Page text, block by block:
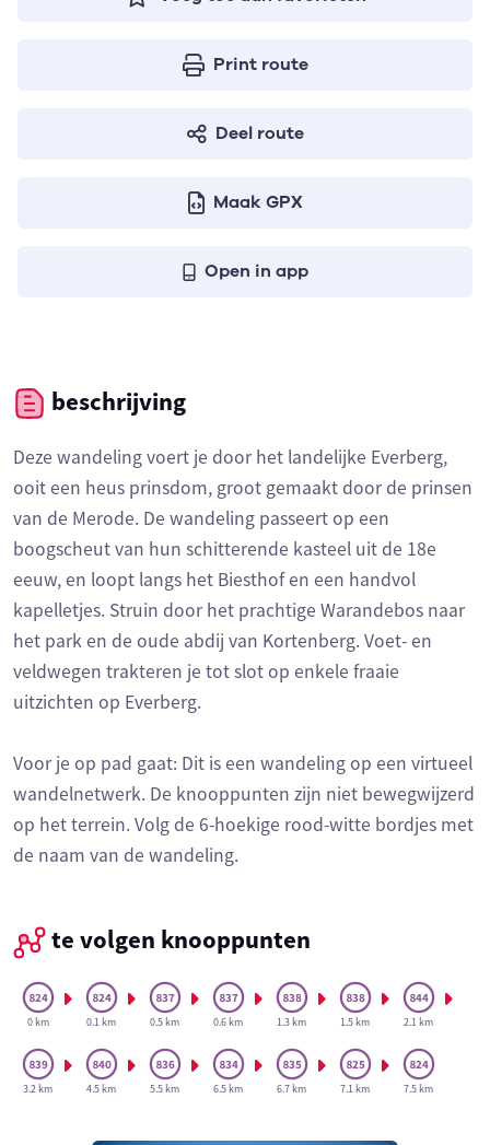
Print route
Deel route
Maak GPX
Open in app
beschrijving
Deze wandeling voert je door het landelijke Everberg,
ooit een heus prinsdom, groot gemaakt door de prinsen
van de Merode. De wandeling passeert op een
boogscheut van hun schitterende kasteel uit de 18e
eeuw, en loopt langs het Biesthof en een handvol
kapelletjes. Struin door het prachtige Warandebos naar
het park en de oude abdij van Kortenberg. Voet- en
veldwegen trakteren je tot slot op enkele fraaie
uitzichten op Everberg.
Voor je op pad gaat: Dit is een wandeling op een virtueel
wandelnetwerk. De knooppunten zijn niet bewegwijzerd
op het terrein. Volg de 6-hoekige rood-witte bordjes met
de naam van de wandeling.
te volgen knooppunten
0 km 0.1 km 0.5 km 0.6 km 1.3 km 1.5 km 2.1 km
3.2 km 4.5 km 5.5 km 6.5 km 6.7 km 7.1 km 7.5 km